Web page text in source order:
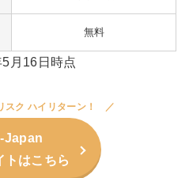
無料
月16日時点
スク ハイリターン！
Japan
トはこちら